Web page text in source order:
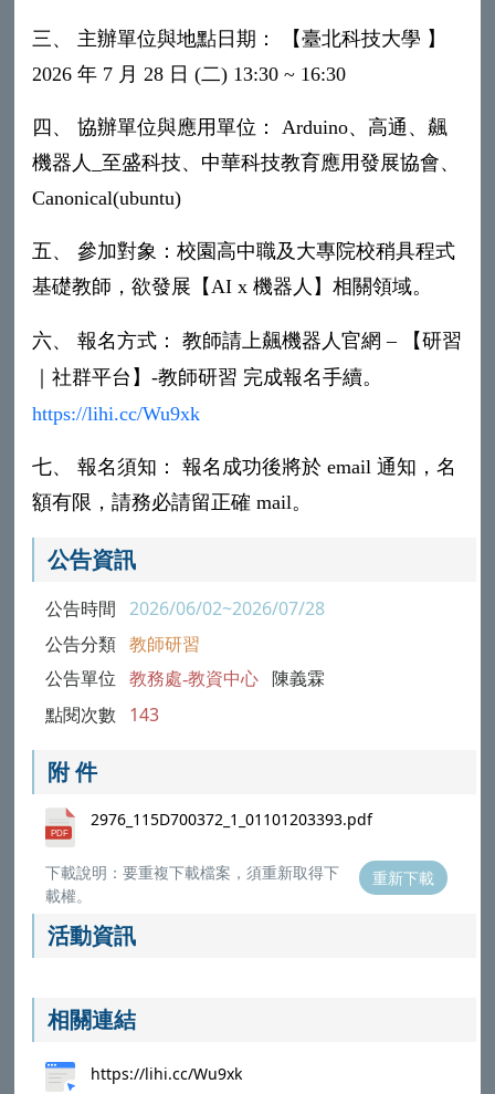
三、 主辦單位與地點日期： 【臺北科技大學 】
2026 年 7 月 28 日 (二) 13:30 ~ 16:30
四、 協辦單位與應用單位： Arduino、高通、飆
機器人_至盛科技、中華科技教育應用發展協會、
Canonical(ubuntu)
五、 參加對象：校園高中職及大專院校稍具程式
基礎教師，欲發展【AI x 機器人】相關領域。
六、 報名方式： 教師請上飆機器人官網 – 【研習
｜社群平台】-教師研習 完成報名手續。
https://lihi.cc/Wu9xk
七、 報名須知： 報名成功後將於 email 通知，名
額有限，請務必請留正確 mail。
公告資訊
公告時間 2026/06/02~2026/07/28
公告分類 教師研習
公告單位 教務處-教資中心 陳義霖
點閱次數 143
附 件
2976_115D700372_1_01101203393.pdf
下載說明：要重複下載檔案，須重新取得下
載權。
重新下載
活動資訊
相關連結
https://lihi.cc/Wu9xk